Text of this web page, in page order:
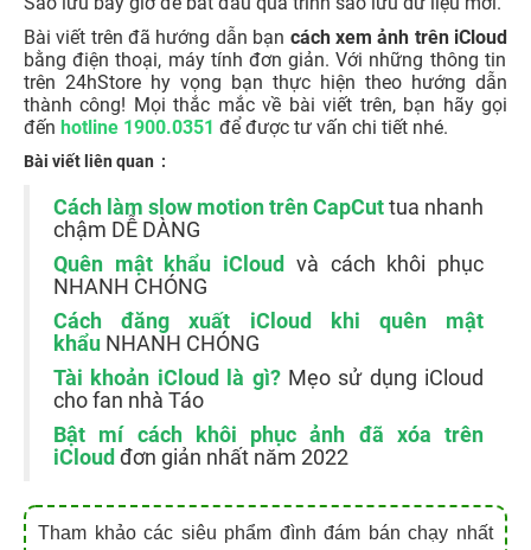
Bài viết trên đã hướng dẫn bạn cách xem ảnh trên iCloud
bằng điện thoại, máy tính đơn giản. Với những thông tin
trên 24hStore hy vọng bạn thực hiện theo hướng dẫn
thành công! Mọi thắc mắc về bài viết trên, bạn hãy gọi
đến hotline 1900.0351 để được tư vấn chi tiết nhé.
Bài viết liên quan :
Cách làm slow motion trên CapCut tua nhanh
chậm DỄ DÀNG
Quên mật khẩu iCloud
và cách khôi phục
NHANH CHÓNG
Cách đăng xuất iCloud khi quên mật
khẩu NHANH CHÓNG
Tài khoản iCloud là gì? Mẹo sử dụng iCloud
cho fan nhà Táo
Bật mí cách khôi phục ảnh đã xóa trên
iCloud đơn giản nhất năm 2022
Tham khảo các siêu phẩm đình đám bán chạy nhất